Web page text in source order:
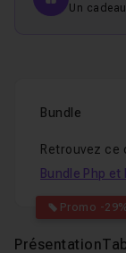
Un
Bundle
Retrouvez ce
Promo -
Bundle Php
Présentation